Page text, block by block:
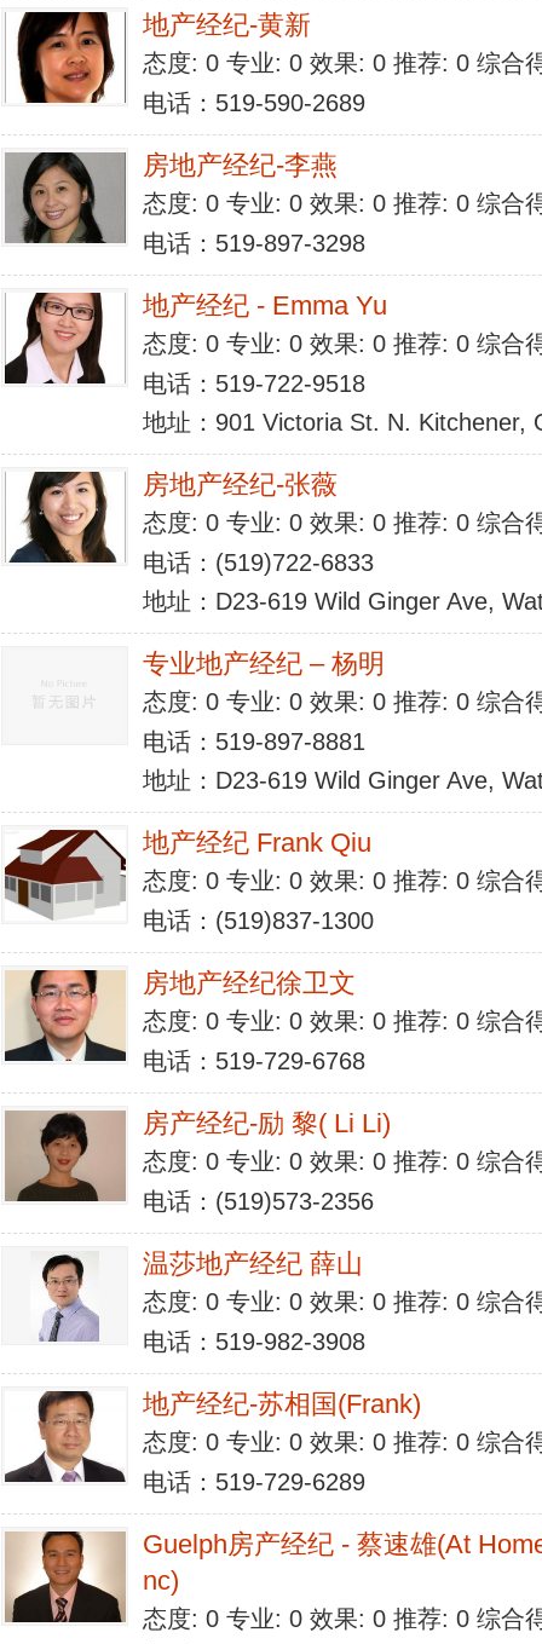
地产经纪-黄新
态度: 0 专业: 0 效果: 0 推荐: 0 综合
电话：519-590-2689
房地产经纪-李燕
态度: 0 专业: 0 效果: 0 推荐: 0 综合
电话：519-897-3298
地产经纪 - Emma Yu
态度: 0 专业: 0 效果: 0 推荐: 0 综合
电话：519-722-9518
地址：901 Victoria St. N. Kitchener,
房地产经纪-张薇
态度: 0 专业: 0 效果: 0 推荐: 0 综合
电话：(519)722-6833
地址：D23-619 Wild Ginger Ave,
专业地产经纪 – 杨明
态度: 0 专业: 0 效果: 0 推荐: 0 综合
电话：519-897-8881
地址：D23-619 Wild Ginger Ave,
地产经纪 Frank Qiu
态度: 0 专业: 0 效果: 0 推荐: 0 综合
电话：(519)837-1300
房地产经纪徐卫文
态度: 0 专业: 0 效果: 0 推荐: 0 综合
电话：519-729-6768
房产经纪-励 黎( Li Li)
态度: 0 专业: 0 效果: 0 推荐: 0 综合
电话：(519)573-2356
温莎地产经纪 薛山
态度: 0 专业: 0 效果: 0 推荐: 0 综合
电话：519-982-3908
地产经纪-苏相国(Frank)
态度: 0 专业: 0 效果: 0 推荐: 0 综合
电话：519-729-6289
Guelph房产经纪 - 蔡速雄(At
nc)
态度: 0 专业: 0 效果: 0 推荐: 0 综合